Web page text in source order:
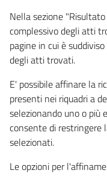
Nella sezione
complessivo degli atti
pagine in cui è
degli atti trovati.
E' possibile affinare la
presenti nei riquadri a
selezionando uno o
consente di
selezionati.
Le opzioni per